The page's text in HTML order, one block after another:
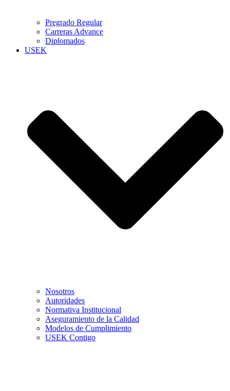
Pregrado Regular
Carreras Advance
Diplomados
USEK
Nosotros
Autoridades
Normativa Institucional
Aseguramiento de la Calidad
Modelos de Cumplimiento
USEK Contigo